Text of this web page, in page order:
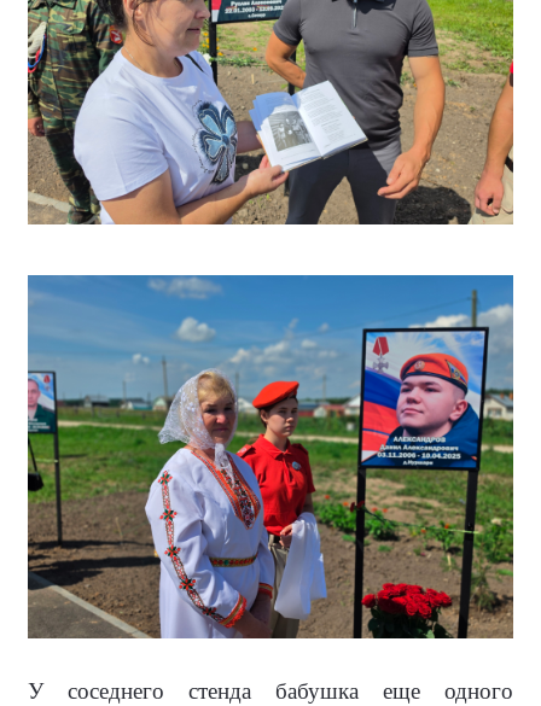
У соседнего стенда бабушка еще одного